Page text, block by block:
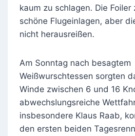
kaum zu schlagen. Die Foiler
schöne Flugeinlagen, aber
nicht herausreißen.
Am Sonntag nach besagtem
Weißwurschtessen sorgten
Winde zwischen 6 und 16
abwechslungsreiche
insbesondere Klaus Raab,
den ersten beiden